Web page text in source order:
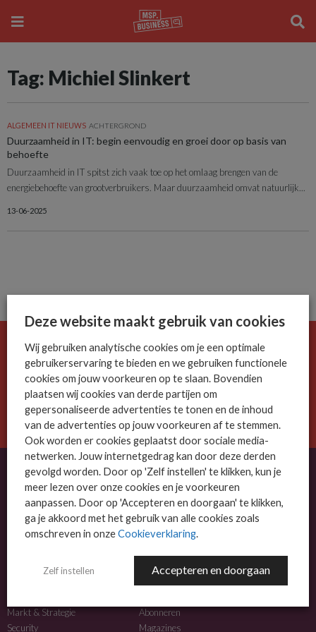
Tag: Michiel Slinkert
ALGEMEEN IT NIEUWS ACHTERGROND
Duurzaamheid in IT: begin eenvoudig en groei door op basis van
behoefte
Duurzaamheid in IT spitst zich vaak toe op het omlaag brengen van de
energiebehoefte van grootverbruikers. Maar duurzaamheid omvat natuurlijk...
13-06-2025
De ICT-wereld is snel. Mis niets.
Meld je nu aan voor de MSP Business nieuwsbrief.
AANMELDEN
OVER MSP BUSINESS
MSP Business is het kennisplatform voor IT-dienstverleners met MKB-focus.
NIEUWS
Markt & Strategie
Security
MEER INFO
Abonneren
Magazines
Deze website maakt gebruik van cookies
Wij gebruiken analytische cookies om je een optimale
gebruikerservaring te bieden en we gebruiken functionele
cookies om jouw voorkeuren op te slaan. Bovendien
plaatsen wij cookies van derde partijen om
gepersonaliseerde advertenties te tonen en de inhoud
van de advertenties op jouw voorkeuren af te stemmen.
Ook worden er cookies geplaatst door sociale media-
netwerken. Jouw internetgedrag kan door deze derden
gevolgd worden. Door op 'Zelf instellen' te klikken, kun je
meer lezen over onze cookies en je voorkeuren
aanpassen. Door op 'Accepteren en doorgaan' te klikken,
ga je akkoord met het gebruik van alle cookies zoals
omschreven in onzeCookieverklaring.
Zelf instellen Accepteren en doorgaan